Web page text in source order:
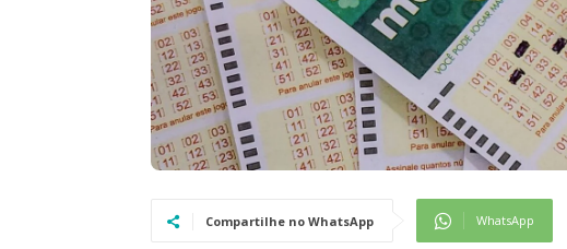
Compartilhe no WhatsApp WhatsApp